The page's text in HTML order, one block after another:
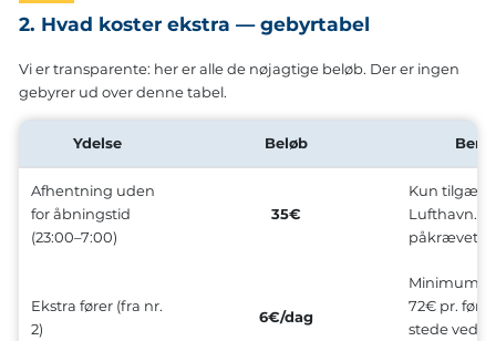
2. Hvad koster ekstra — gebyrtabel
Vi er transparente: her er alle de nøjagtige beløb. Der er ingen
gebyrer ud over denne tabel.
Ydelse Beløb
Afhentning uden
for åbningstid
(23:00–7:00)
35€
Kun
Lufthavn.
påkrævet.
Ekstra fører (fra nr.
2)
6€/dag
Minimum
72€ pr.
stede ved